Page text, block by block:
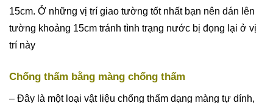
15cm. Ở những vị trí giao tường tốt nhất bạn nên dán lên
tường khoảng 15cm tránh tình trạng nước bị đọng lại ở vị
trí này
Chống thấm bằng màng chống thấm
– Đây là một loại vật liệu chống thấm dạng màng tự dính,